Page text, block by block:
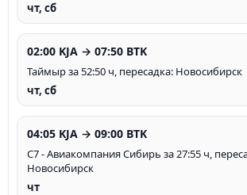
чт, сб
02:00 KJA → 07:50 BTK
Таймыр за 52:50 ч, пересадка: Новосибирск
чт, сб
04:05 KJA → 09:00 BTK
С7 - Авиакомпания Сибирь за 27:55 ч,
Новосибирск
чт